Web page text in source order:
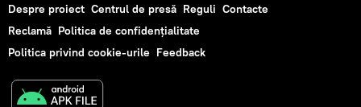
Despre proiect Centrul de presă Reguli Contacte
Reclamă Politica de confidențialitate
Politica privind cookie-urile Feedback